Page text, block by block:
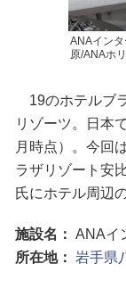
ANAイン
原/ANAホ
19のホテルブ
リゾーツ。日本
月時点）。今回
ラザリゾート安
氏にホテル周辺
施設名： ANAイ
所在地： 岩手県